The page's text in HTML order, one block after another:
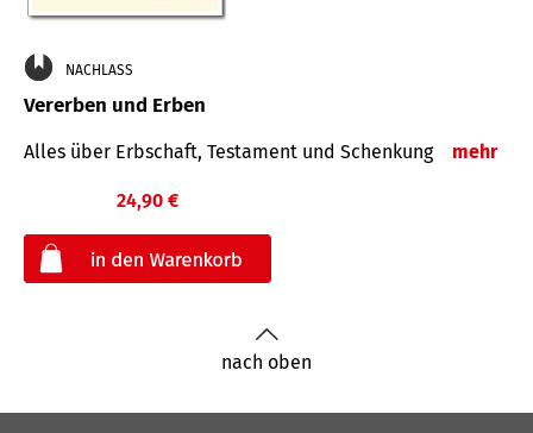
NACHLASS
Vererben und Erben
Alles über Erbschaft, Testament und Schenkung mehr
24,90 €
nach oben